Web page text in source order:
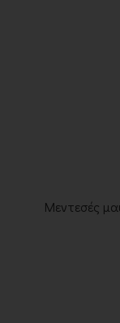
Μεντεσές